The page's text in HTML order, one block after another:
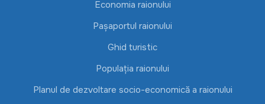
Economia raionului
Pașaportul raionului
Ghid turistic
Populația raionului
Planul de dezvoltare socio-economică a raionului